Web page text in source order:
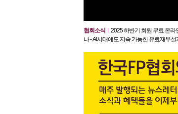
협회소식
2025 하반기 회원 무료 온라
나 - AI시대에도 지속 가능한 유료재무설